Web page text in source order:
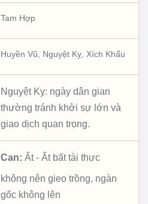
Tam Hợp
Huyền Vũ Nguyệt Kỵ Xích Khẩu
Nguyệt Kỵ: ngày dân gian
thường tránh khởi sự lớn và
giao dịch quan trọng.
Can: Ất- Ất bất tài thực
không nên gieo trồng, ngàn
gốc không lên